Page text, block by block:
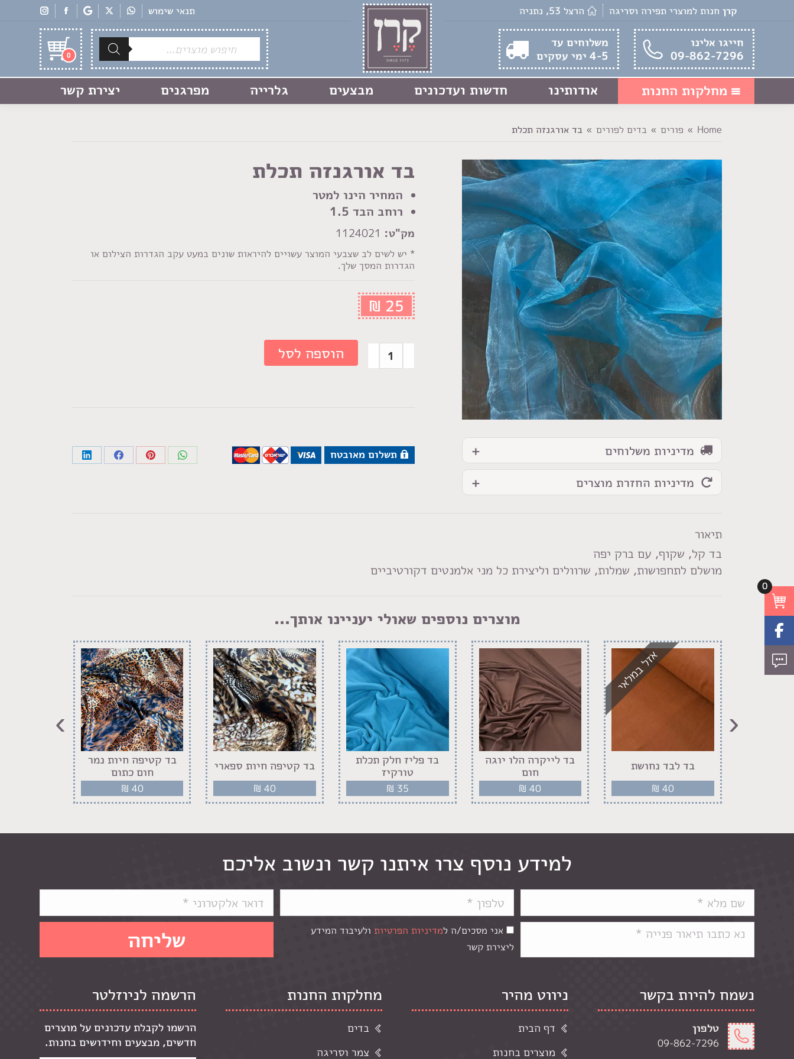
קרן חנות למוצרי תפירה וסריגה הרצל 53, נתניה תנאי שימוש
חייגו אלינו
09-862-7296
משלוחים עד
4-5 ימי עסקים
Products
search
0
מחלקות החנות אודותינו חדשות ועדכונים מבצעים גלרייה מפרגנים יצירת קשר
You are here:
Home פורים בדים לפורים בד אורגנזה תכלת
מדיניות משלוחים
מדיניות החזרת מוצרים
בד אורגנזה תכלת
המחיר הינו למטר
רוחב הבד 1.5
מק"ט:
* יש לשים לב שצבעי המוצר עשויים להיראות שונים במעט עקב הגדרות הצילום או
הגדרות המסך שלך.
₪ 25
כמות
של
בד
אורגנזה
תכלת
הוספה לסל
תשלום מאובטח
Share
Share
Share
Share
תיאור
בד קל, שקוף, עם ברק יפה
מושלם לתחפושות, שמלות, שרוולים וליצירת כל מני אלמנטים דקורטיביים
מוצרים נוספים שאולי יעניינו אותך...
אזל במלאי
בד לבד נחושת
₪ 40
בד לייקרה הלו יוגה
חום
₪ 40
בד פליז חלק תכלת
טורקיז
₪ 35
בד קטיפה חיות ספארי
₪ 40
בד קטיפה חיות נמר
חום כתום
₪ 40
‹
›
למידע נוסף צרו איתנו קשר ונשוב אליכם
אני מסכים/ה למדיניות הפרטיות ולעיבוד המידע
ליצירת קשר
נשמח להיות בקשר
טלפון
09-862-7296
ניווט מהיר
דף הבית
מוצרים בחנות
מחלקות החנות
בדים
צמר וסריגה
הרשמה לניוזלטר
הרשמו לקבלת עדכונים על מוצרים
חדשים, מבצעים וחידושים בחנות.
0